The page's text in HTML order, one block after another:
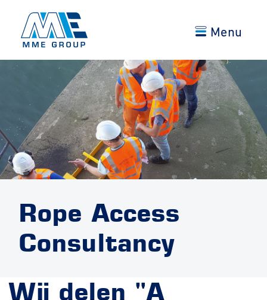
Menu
Rope Access
Consultancy
Wij delen "A